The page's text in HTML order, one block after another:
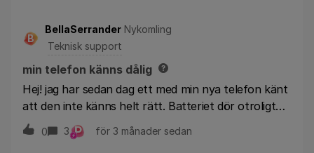
B
BellaSerrander Nykomling
Teknisk support
min telefon känns dålig
Hej! jag har sedan dag ett med min nya telefon känt
att den inte känns helt rätt. Batteriet dör otroligt
snabbt, trotts att jag har på de där som gör att den
bara laddar till 80% och sen drar jag ur laddaren
0 3 P för 3 månader sedan